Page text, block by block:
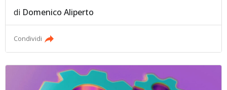
di Domenico Aliperto
Condividi